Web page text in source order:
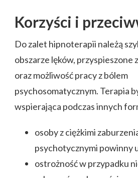
Korzyści i
Do zalet hipnoterapii należą
obszarze lęków, przyspieszone
oraz możliwość pracy z bólem
psychosomatycznym. Terapia
wspierająca podczas innych
osoby z ciężkimi
psychotycznymi powinny
ostrożność w przypadku